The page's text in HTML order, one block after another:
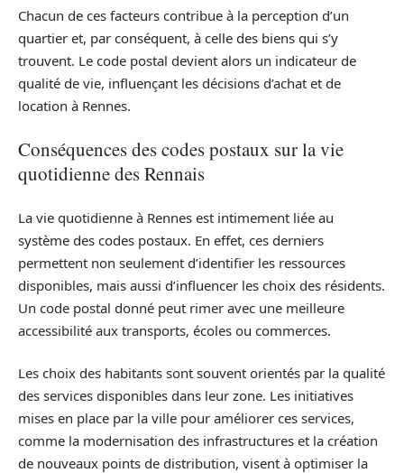
Chacun de ces facteurs contribue à la perception d’un
quartier et, par conséquent, à celle des biens qui s’y
trouvent. Le code postal devient alors un indicateur de
qualité de vie, influençant les décisions d’achat et de
location à Rennes.
Conséquences des codes postaux sur la vie
quotidienne des Rennais
La vie quotidienne à Rennes est intimement liée au
système des codes postaux. En effet, ces derniers
permettent non seulement d’identifier les ressources
disponibles, mais aussi d’influencer les choix des résidents.
Un code postal donné peut rimer avec une meilleure
accessibilité aux transports, écoles ou commerces.
Les choix des habitants sont souvent orientés par la qualité
des services disponibles dans leur zone. Les initiatives
mises en place par la ville pour améliorer ces services,
comme la modernisation des infrastructures et la création
de nouveaux points de distribution, visent à optimiser la